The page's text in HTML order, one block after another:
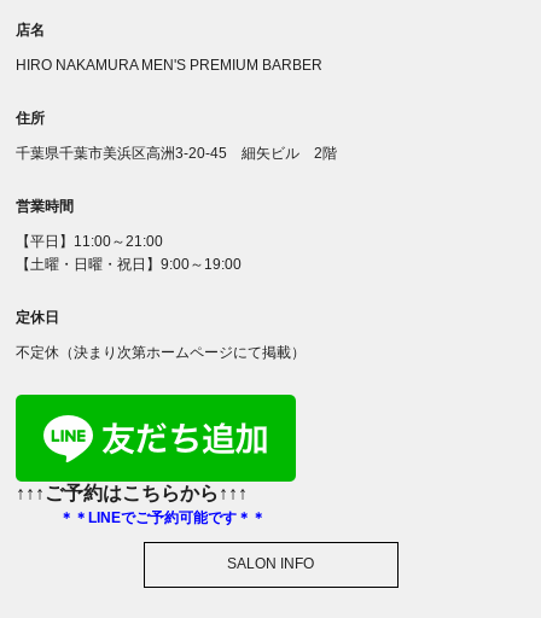
店名
HIRO NAKAMURA MEN'S PREMIUM BARBER
住所
千葉県千葉市美浜区高洲3-20-45 細矢ビル 2階
営業時間
【平日】11:00～21:00
【土曜・日曜・祝日】9:00～19:00
定休日
不定休（決まり次第ホームページにて掲載）
↑↑↑ご予約はこちらから↑↑↑
＊＊LINEでご予約可能です＊＊
SALON INFO